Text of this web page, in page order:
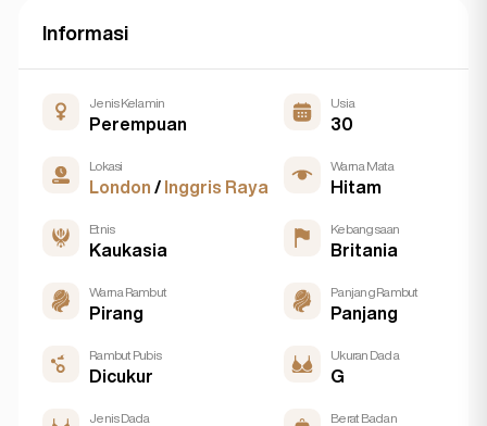
Informasi
Jenis Kelamin
Perempuan
Usia
30
Lokasi
London / Inggris Raya
Warna Mata
Hitam
Etnis
Kaukasia
Kebangsaan
Britania
Warna Rambut
Pirang
Panjang Rambut
Panjang
Rambut Pubis
Dicukur
Ukuran Dada
G
Jenis Dada Berat Badan